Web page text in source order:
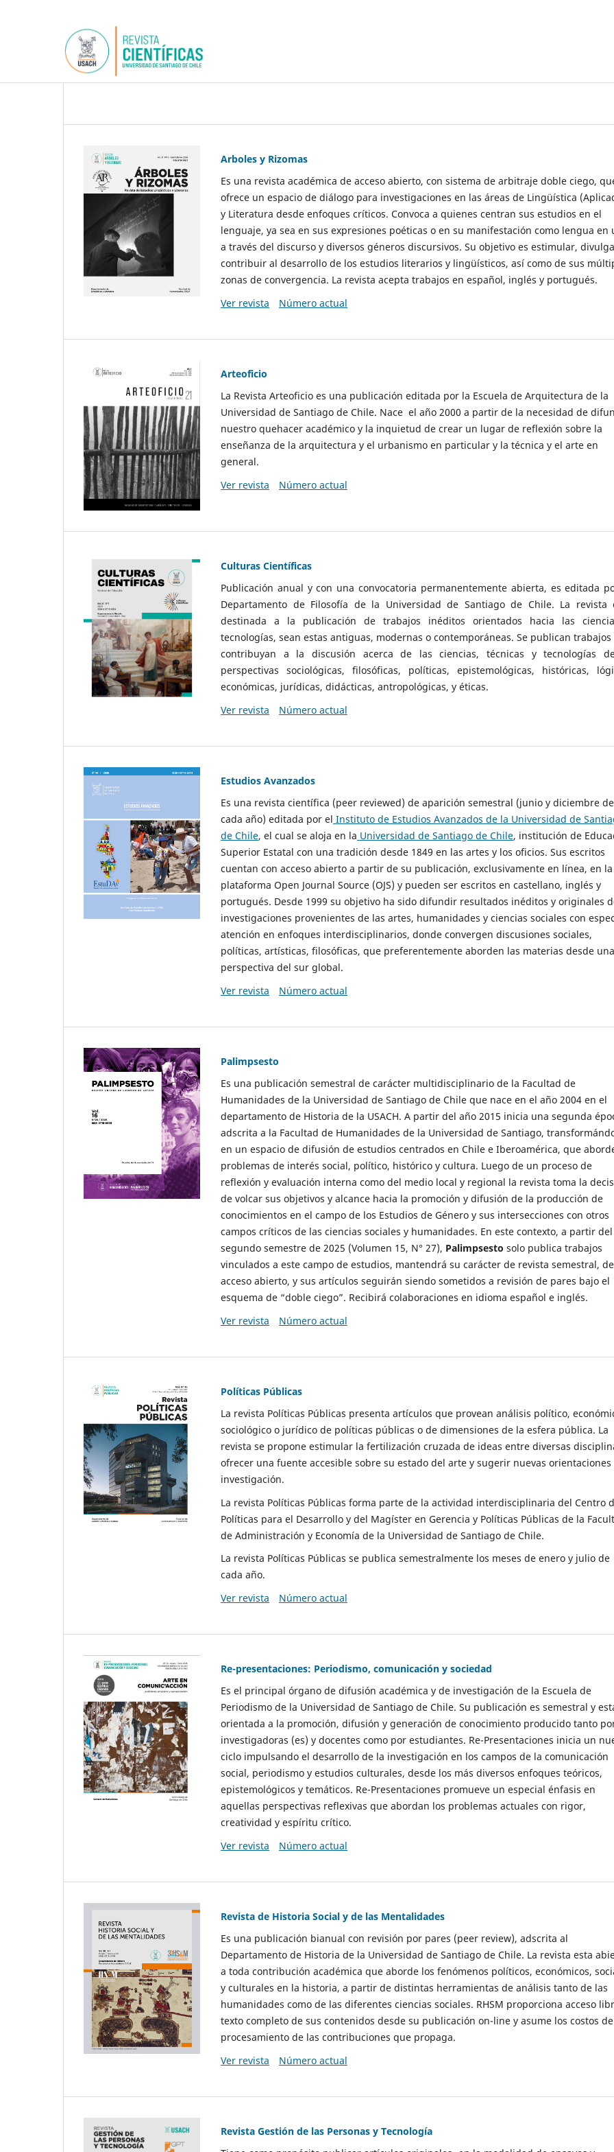
Arboles y Rizomas
Es una revista académica de acceso abierto, con sistema de arbitraje doble ciego,
ofrece un espacio de diálogo para investigaciones en las áreas de Lingüística
y Literatura desde enfoques críticos. Convoca a quienes centran sus estudios en el
lenguaje, ya sea en sus expresiones poéticas o en su manifestación como lengua en
a través del discurso y diversos géneros discursivos. Su objetivo es estimular,
contribuir al desarrollo de los estudios literarios y lingüísticos, así como de sus
zonas de convergencia. La revista acepta trabajos en español, inglés y portugués.
Ver revista
Número actual
Arteoficio
La Revista Arteoficio es una publicación editada por la Escuela de Arquitectura de la
Universidad de Santiago de Chile. Nace el año 2000 a partir de la necesidad de
nuestro quehacer académico y la inquietud de crear un lugar de reflexión sobre la
enseñanza de la arquitectura y el urbanismo en particular y la técnica y el arte en
general.
Ver revista
Número actual
Culturas Científicas
Publicación anual y con una convocatoria permanentemente abierta, es editada
Departamento de Filosofía de la Universidad de Santiago de Chile. La revista
destinada a la publicación de trabajos inéditos orientados hacia las
tecnologías, sean estas antiguas, modernas o contemporáneas. Se publican
contribuyan a la discusión acerca de las ciencias, técnicas y tecnologías
perspectivas sociológicas, filosóficas, políticas, epistemológicas, históricas,
económicas, jurídicas, didácticas, antropológicas, y éticas.
Ver revista
Número actual
Estudios Avanzados
Es una revista científica (peer reviewed) de aparición semestral (junio y diciembre de
cada año) editada por el Instituto de Estudios Avanzados de la Universidad de
de Chile, el cual se aloja en la Universidad de Santiago de Chile, institución de
Superior Estatal con una tradición desde 1849 en las artes y los oficios. Sus escritos
cuentan con acceso abierto a partir de su publicación, exclusivamente en línea, en la
plataforma Open Journal Source (OJS) y pueden ser escritos en castellano, inglés y
portugués. Desde 1999 su objetivo ha sido difundir resultados inéditos y originales
investigaciones provenientes de las artes, humanidades y ciencias sociales con
atención en enfoques interdisciplinarios, donde convergen discusiones sociales,
políticas, artísticas, filosóficas, que preferentemente aborden las materias desde una
perspectiva del sur global.
Ver revista
Número actual
Palimpsesto
Es una publicación semestral de carácter multidisciplinario de la Facultad de
Humanidades de la Universidad de Santiago de Chile que nace en el año 2004 en el
departamento de Historia de la USACH. A partir del año 2015 inicia una segunda
adscrita a la Facultad de Humanidades de la Universidad de Santiago,
en un espacio de difusión de estudios centrados en Chile e Iberoamérica, que
problemas de interés social, político, histórico y cultura. Luego de un proceso de
reflexión y evaluación interna como del medio local y regional la revista toma la
de volcar sus objetivos y alcance hacia la promoción y difusión de la producción de
conocimientos en el campo de los Estudios de Género y sus intersecciones con otros
campos críticos de las ciencias sociales y humanidades. En este contexto, a partir del
segundo semestre de 2025 (Volumen 15, N° 27), Palimpsesto solo publica trabajos
vinculados a este campo de estudios, mantendrá su carácter de revista semestral, de
acceso abierto, y sus artículos seguirán siendo sometidos a revisión de pares bajo el
esquema de “doble ciego”. Recibirá colaboraciones en idioma español e inglés.
Ver revista
Número actual
Políticas Públicas
La revista Políticas Públicas presenta artículos que provean análisis político,
sociológico o jurídico de políticas públicas o de dimensiones de la esfera pública. La
revista se propone estimular la fertilización cruzada de ideas entre diversas
ofrecer una fuente accesible sobre su estado del arte y sugerir nuevas orientaciones
investigación.
La revista Políticas Públicas forma parte de la actividad interdisciplinaria del Centro
Políticas para el Desarrollo y del Magíster en Gerencia y Políticas Públicas de la
de Administración y Economía de la Universidad de Santiago de Chile.
La revista Políticas Públicas se publica semestralmente los meses de enero y julio de
cada año.
Ver revista
Número actual
Re-presentaciones: Periodismo, comunicación y sociedad
Es el principal órgano de difusión académica y de investigación de la Escuela de
Periodismo de la Universidad de Santiago de Chile. Su publicación es semestral y
orientada a la promoción, difusión y generación de conocimiento producido tanto
investigadoras (es) y docentes como por estudiantes. Re-Presentaciones inicia un
ciclo impulsando el desarrollo de la investigación en los campos de la comunicación
social, periodismo y estudios culturales, desde los más diversos enfoques teóricos,
epistemológicos y temáticos. Re-Presentaciones promueve un especial énfasis en
aquellas perspectivas reflexivas que abordan los problemas actuales con rigor,
creatividad y espíritu crítico.
Ver revista
Número actual
Revista de Historia Social y de las Mentalidades
Es una publicación bianual con revisión por pares (peer review), adscrita al
Departamento de Historia de la Universidad de Santiago de Chile. La revista esta
a toda contribución académica que aborde los fenómenos políticos, económicos,
y culturales en la historia, a partir de distintas herramientas de análisis tanto de las
humanidades como de las diferentes ciencias sociales. RHSM proporciona acceso
texto completo de sus contenidos desde su publicación on-line y asume los costos de
procesamiento de las contribuciones que propaga.
Ver revista
Número actual
Revista Gestión de las Personas y Tecnología